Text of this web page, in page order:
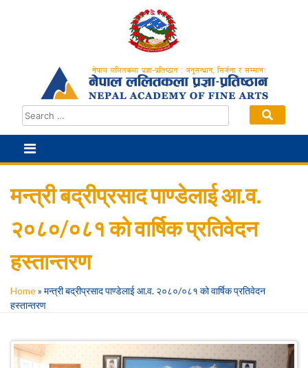
मन्त्री बद्रीप्रसाद पाण्डेलाई आ.व.
२०८०/०८१ को वार्षिक प्रतिवेदन
हस्तान्तरण
Home» मन्त्री बद्रीप्रसाद पाण्डेलाई आ.व. २०८०/०८१ को वार्षिक प्रतिवेदन
हस्तान्तरण